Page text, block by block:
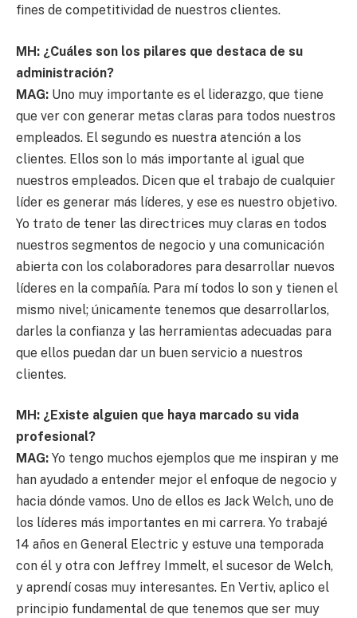
fines de competitividad de nuestros clientes.
MH: ¿Cuáles son los pilares que destaca de su
administración?
MAG: Uno muy importante es el liderazgo, que tiene
que ver con generar metas claras para todos nuestros
empleados. El segundo es nuestra atención a los
clientes. Ellos son lo más importante al igual que
nuestros empleados. Dicen que el trabajo de cualquier
líder es generar más líderes, y ese es nuestro objetivo.
Yo trato de tener las directrices muy claras en todos
nuestros segmentos de negocio y una comunicación
abierta con los colaboradores para desarrollar nuevos
líderes en la compañía. Para mí todos lo son y tienen el
mismo nivel; únicamente tenemos que desarrollarlos,
darles la confianza y las herramientas adecuadas para
que ellos puedan dar un buen servicio a nuestros
clientes.
MH: ¿Existe alguien que haya marcado su vida
profesional?
MAG: Yo tengo muchos ejemplos que me inspiran y me
han ayudado a entender mejor el enfoque de negocio y
hacia dónde vamos. Uno de ellos es Jack Welch, uno de
los líderes más importantes en mi carrera. Yo trabajé
14 años en General Electric y estuve una temporada
con él y otra con Jeffrey Immelt, el sucesor de Welch,
y aprendí cosas muy interesantes. En Vertiv, aplico el
principio fundamental de que tenemos que ser muy